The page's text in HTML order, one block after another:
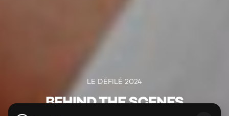
LE DÉFILÉ 2024
BEHIND THE SCENES